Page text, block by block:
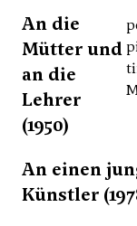
An die
Mütter und
an die
Lehrer
(1950)
An einen
Künstler